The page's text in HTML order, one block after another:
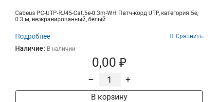
Cabeus PC-UTP-RJ45-Cat.5e-0.3m-WH Патч-корд UTP, категория 5e,
0.3 м, неэкранированный, белый
Подробнее Сравнить
Наличие: В наличии
0,00 ₽
– +
В корзину